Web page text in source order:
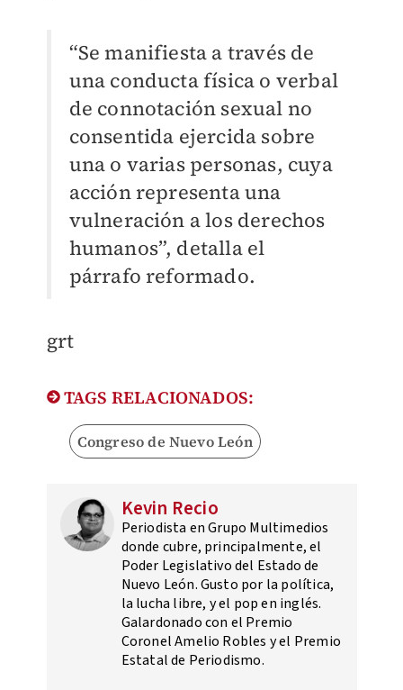
“Se manifiesta a través de
una conducta física o verbal
de connotación sexual no
consentida ejercida sobre
una o varias personas, cuya
acción representa una
vulneración a los derechos
humanos”, detalla el
párrafo reformado.
grt
TAGS RELACIONADOS:
Congreso de Nuevo León
Kevin Recio
Periodista en Grupo Multimedios
donde cubre, principalmente, el
Poder Legislativo del Estado de
Nuevo León. Gusto por la política,
la lucha libre, y el pop en inglés.
Galardonado con el Premio
Coronel Amelio Robles y el Premio
Estatal de Periodismo.